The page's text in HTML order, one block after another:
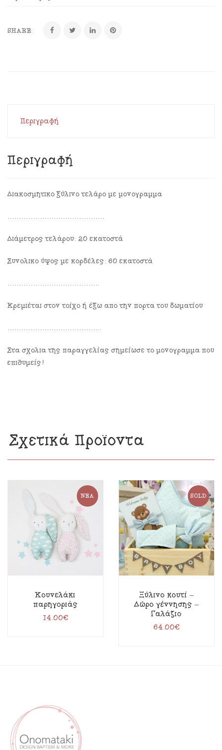
SHARE:
Περιγραφή
Περιγραφή
Διακοσμητικό ξύλινο τελάρο με μονόγραμμα
……………………………………
Διάμετρος τελάρου: 20 εκατοστά
Συνολικό ύψος με κορδέλες: 60 εκατοστά
………………………………….
Κρεμιέται στον τοίχο ή έξω από την πόρτα του δωματίου
…………………………………..
Στα σχόλια της παραγγελίας σημείωσε το μονόγραμμα που
επιθυμείς!
Σχετικά Προϊόντα
ΝΈΑ
Κουνελάκι
παρηγοριάς
14.00€
SOLD
Ξύλινο κουτί –
Δώρο γέννησης –
Γαλάζιο
64.00€